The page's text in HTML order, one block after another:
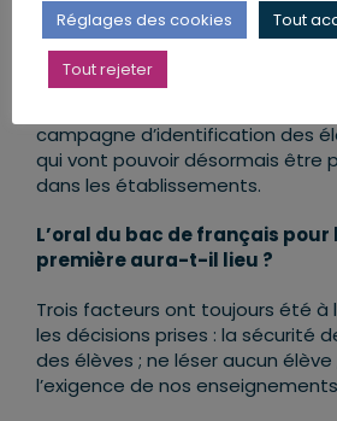
Nous apporterons une attention
aux élèves décrocheurs.
campagne d’identification des
qui vont pouvoir désormais être
dans les établissements.
L’oral du bac de français pour
première aura-t-il lieu ?
Trois facteurs ont toujours été à
les décisions prises : la sécurité
des élèves ; ne léser aucun
l’exigence de nos
Réglages des cookies Tout
Tout rejeter